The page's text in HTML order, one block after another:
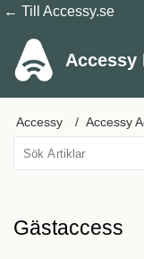
← Till Accessy.se
Accessy
Accessy Accessy
Gästaccess